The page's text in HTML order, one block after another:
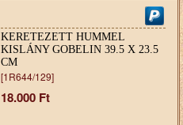
KERETEZETT HUMMEL
KISLÁNY GOBELIN 39.5 X 23.5
CM
[1R644/129]
18.000 Ft